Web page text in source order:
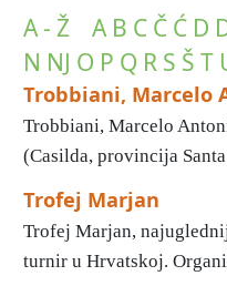
A - Ž A B C Č Ć D
N NJ O P Q R S Š T
Trobbiani, Marcelo
Trobbiani, Marcelo
(Casilda, provincija
Trofej Marjan
Trofej Marjan,
turnir u Hrvatskoj.